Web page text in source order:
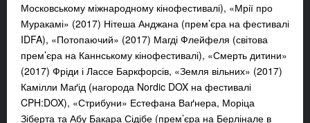
Московському міжнародному кінофестивалі), «Мрії про
Муракамі» (2017) Нітеша Анджана (прем’єра на фестивалі
IDFA), «Потопаючий» (2017) Магді Флейфеля (світова
прем’єра на Каннському кінофестивалі), «Смерть дитини»
(2017) Фріди і Лассе Баркфорсів, «Земля вільних» (2017)
Камілли Маґід (нагорода Nordic DOX на фестивалі
CPH:DOX), «Стрибуни» Естефана Ваґнера, Моріца
Зіберта та Абу Бакара Сідібе (прем’єра на Берлінале в